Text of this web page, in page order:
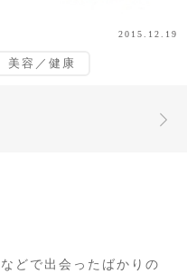
2015.12.19
美容／健康
どで出会ったばかりの